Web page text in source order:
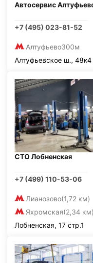
Автосервис
+7 (495) 023-81-52
Алтуфьево300м
Алтуфьевское ш., 48к4
СТО Лобненская
+7 (499) 110-53-06
Лианозово(1,72 км)
Яхромская(2,34 км)
Лобненская, 17 стр.1